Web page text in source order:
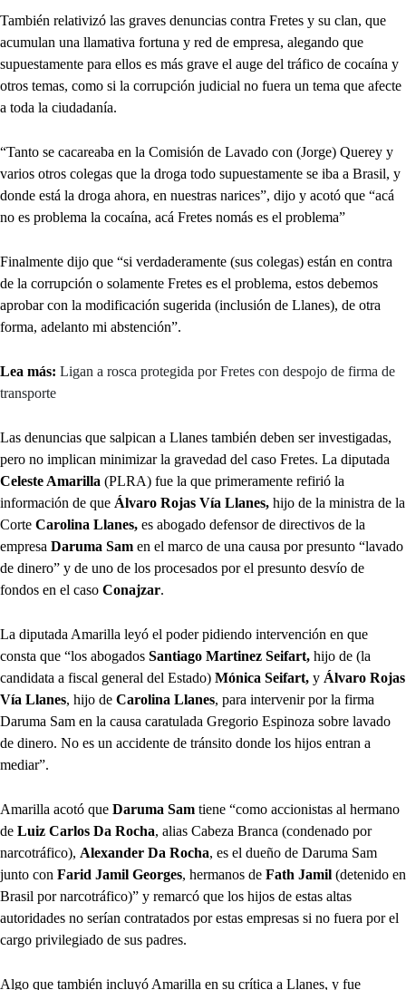
También relativizó las graves denuncias contra Fretes y su clan, que
acumulan una llamativa fortuna y red de empresa, alegando que
supuestamente para ellos es más grave el auge del tráfico de cocaína y
otros temas, como si la corrupción judicial no fuera un tema que afecte
a toda la ciudadanía.
“Tanto se cacareaba en la Comisión de Lavado con (Jorge) Querey y
varios otros colegas que la droga todo supuestamente se iba a Brasil, y
donde está la droga ahora, en nuestras narices”, dijo y acotó que “acá
no es problema la cocaína, acá Fretes nomás es el problema”
Finalmente dijo que “si verdaderamente (sus colegas) están en contra
de la corrupción o solamente Fretes es el problema, estos debemos
aprobar con la modificación sugerida (inclusión de Llanes), de otra
forma, adelanto mi abstención”.
Lea más: Ligan a rosca protegida por Fretes con despojo de firma de
transporte
Las denuncias que salpican a Llanes también deben ser investigadas,
pero no implican minimizar la gravedad del caso Fretes. La diputada
Celeste Amarilla (PLRA) fue la que primeramente refirió la
información de que Álvaro Rojas Vía Llanes, hijo de la ministra de la
Corte Carolina Llanes, es abogado defensor de directivos de la
empresa Daruma Sam en el marco de una causa por presunto “lavado
de dinero” y de uno de los procesados por el presunto desvío de
fondos en el caso Conajzar.
La diputada Amarilla leyó el poder pidiendo intervención en que
consta que “los abogados Santiago Martinez Seifart, hijo de (la
candidata a fiscal general del Estado) Mónica Seifart, y Álvaro Rojas
Vía Llanes, hijo de Carolina Llanes, para intervenir por la firma
Daruma Sam en la causa caratulada Gregorio Espinoza sobre lavado
de dinero. No es un accidente de tránsito donde los hijos entran a
mediar”.
Amarilla acotó que Daruma Sam tiene “como accionistas al hermano
de Luiz Carlos Da Rocha, alias Cabeza Branca (condenado por
narcotráfico), Alexander Da Rocha, es el dueño de Daruma Sam
junto con Farid Jamil Georges, hermanos de Fath Jamil (detenido en
Brasil por narcotráfico)” y remarcó que los hijos de estas altas
autoridades no serían contratados por estas empresas si no fuera por el
cargo privilegiado de sus padres.
Algo que también incluyó Amarilla en su crítica a Llanes, y fue